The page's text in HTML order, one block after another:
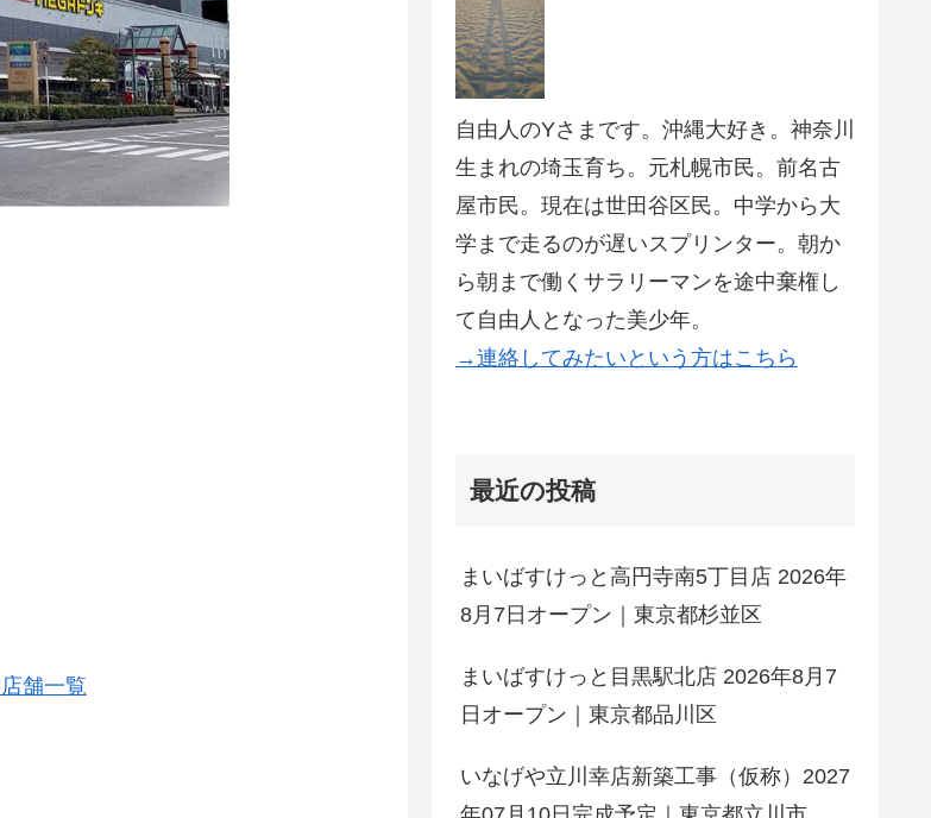
舗一覧
自由人のYさまです。沖縄大好き。神奈川
生まれの埼玉育ち。元札幌市民。前名古
屋市民。現在は世田谷区民。中学から大
学まで走るのが遅いスプリンター。朝か
ら朝まで働くサラリーマンを途中棄権し
て自由人となった美少年。
→連絡してみたいという方はこちら
最近の投稿
まいばすけっと高円寺南5丁目店 2026年
8月7日オープン｜東京都杉並区
まいばすけっと目黒駅北店 2026年8月7
日オープン｜東京都品川区
いなげや立川幸店新築工事（仮称）2027